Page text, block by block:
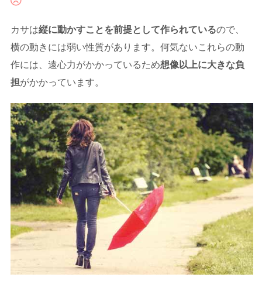
カサは縦に動かすことを前提として作られているので、
横の動きには弱い性質があります。何気ないこれらの動
作には、遠心力がかかっているため想像以上に大きな負
担がかかっています。